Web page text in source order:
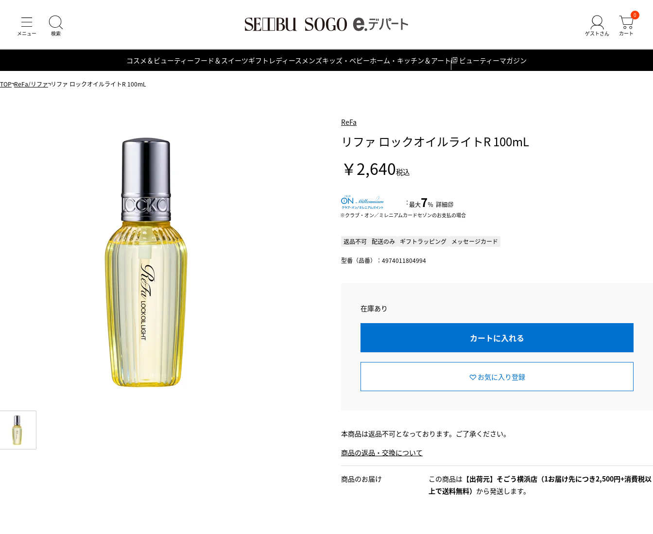
0
コスメ＆ビューティーフード＆スイーツギフト レディース メンズキッズ・ベビーホーム・キッチン＆アート ビューティーマガジン
TOP ReFa/リファ リファ ロックオイルライトR 100mL
ReFa
リファ ロックオイルライトR 100mL
￥2,640税込
：最大7％ 詳細
クラブ・オン／ミレニアムカードセゾンのお支払の場合
返品不可 配送のみ ギフトラッピング メッセージカード
型番（品番）：4974011804994
在庫あり
カートに入れる
お気に入り登録
本商品は返品不可となっております。ご了承ください。
商品の返品・交換について
商品のお届け この商品は 【出荷元】そごう横浜店（1お届け先につき2,500円+消費税以
上で送料無料） から発送します。